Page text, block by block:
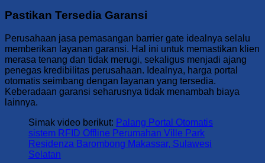
Pastikan Tersedia Garansi
Perusahaan jasa pemasangan barrier gate idealnya selalu
memberikan layanan garansi. Hal ini untuk memastikan klien
merasa tenang dan tidak merugi, sekaligus menjadi ajang
penegas kredibilitas perusahaan. Idealnya, harga portal
otomatis seimbang dengan layanan yang tersedia.
Keberadaan garansi seharusnya tidak menambah biaya
lainnya.
Simak video berikut: Palang Portal Otomatis
sistem RFID Offline Perumahan Ville Park
Residenza Barombong Makassar, Sulawesi
Selatan